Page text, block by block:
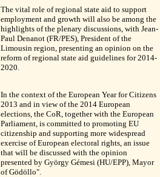
The vital role of regional state aid to support
employment and growth will also be among the
highlights of the plenary discussions, with Jean-
Paul Denanot (FR/PES), President of the
Limousin region, presenting an opinion on the
reform of regional state aid guidelines for 2014-
2020.
In the context of the European Year for Citizens
2013 and in view of the 2014 European
elections, the CoR, together with the European
Parliament, is committed to promoting EU
citizenship and supporting more widespread
exercise of European electoral rights, an issue
that will be discussed with the opinion
presented by György Gémesi (HU/EPP), Mayor
of Gödöllo".